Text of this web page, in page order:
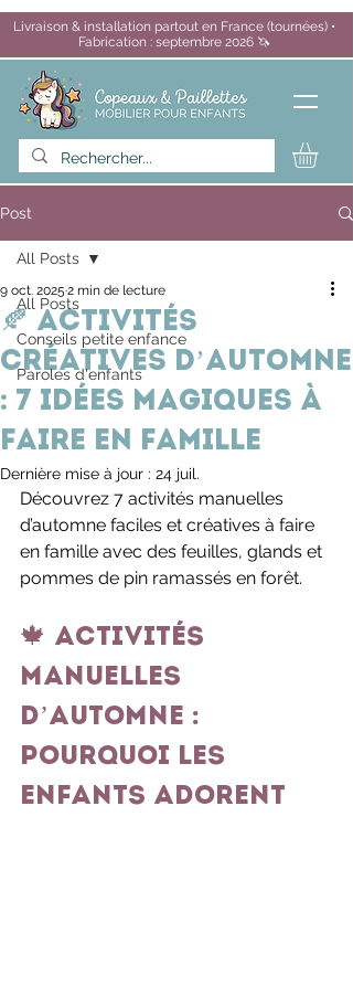
Livraison & installation partout en France (tournées) •
Fabrication : septembre 2026 🦄
Post
All Posts
Conseils petite enfance
Paroles d'enfants
All Posts
🍂 Activités
créatives d’automne
: 7 idées magiques à
faire en famille
9 oct. 2025 2 min de lecture
Dernière mise à jour : 24 juil.
Découvrez 7 activités manuelles
d’automne faciles et créatives à faire
en famille avec des feuilles, glands et
pommes de pin ramassés en forêt.
🍁 Activités
manuelles
d’automne :
pourquoi les
enfants adorent